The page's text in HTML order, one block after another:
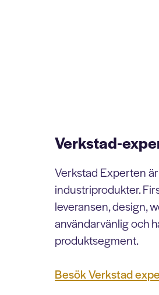
Verkstad-
Verkstad Experten
industriprodukter.
leveransen, design,
användarvänlig och
produktsegment.
Besök Verkstad